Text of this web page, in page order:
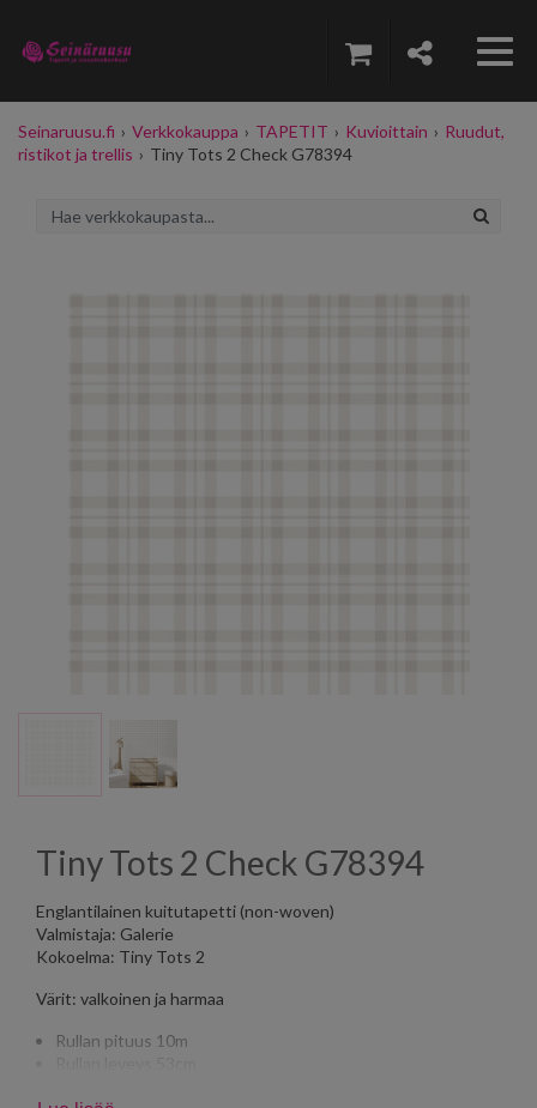
Seinaruusu.fi › Verkkokauppa › TAPETIT › Kuvioittain › Ruudut,
ristikot ja trellis › Tiny Tots 2 Check G78394
Tiny Tots 2 Check G78394
Englantilainen kuitutapetti (non-woven)
Valmistaja: Galerie
Kokoelma: Tiny Tots 2
Värit: valkoinen ja harmaa
Rullan pituus 10m